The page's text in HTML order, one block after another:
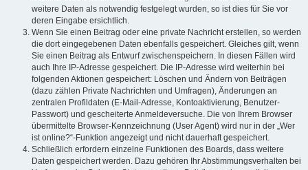
weitere Daten als notwendig festgelegt wurden, so ist dies für Sie vor
deren Eingabe ersichtlich.
Wenn Sie einen Beitrag oder eine private Nachricht erstellen, so werden
die dort eingegebenen Daten ebenfalls gespeichert. Gleiches gilt, wenn
Sie einen Beitrag als Entwurf zwischenspeichern. In diesen Fällen wird
auch Ihre IP-Adresse gespeichert. Die IP-Adresse wird weiterhin bei
folgenden Aktionen gespeichert: Löschen und Ändern von Beiträgen
(dazu zählen Private Nachrichten und Umfragen), Änderungen an
zentralen Profildaten (E-Mail-Adresse, Kontoaktivierung, Benutzer-
Passwort) und gescheiterte Anmeldeversuche. Die von Ihrem Browser
übermittelte Browser-Kennzeichnung (User Agent) wird nur in der „Wer
ist online?“-Funktion angezeigt und nicht dauerhaft gespeichert.
Schließlich erfordern einzelne Funktionen des Boards, dass weitere
Daten gespeichert werden. Dazu gehören Ihr Abstimmungsverhalten bei